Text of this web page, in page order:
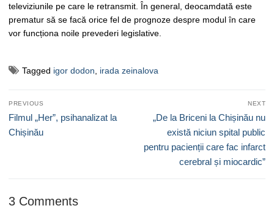
televiziunile pe care le retransmit. În general, deocamdată este
prematur să se facă orice fel de prognoze despre modul în care
vor funcționa noile prevederi legislative.
Tagged igor dodon, irada zeinalova
Navigare
în
articole
PREVIOUS
Previous
post:
Filmul „Her”, psihanalizat la
Chișinău
NEXT
Next
post:
„De la Briceni la Chișinău nu
există niciun spital public
pentru pacienții care fac infarct
cerebral și miocardic”
3 Comments